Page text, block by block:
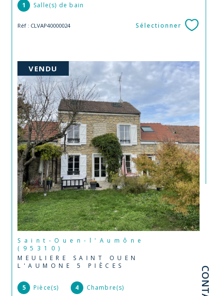
1
Salle(s) de bain
Réf : CLVAP40000024 Sélectionner
VENDU
Saint-Ouen-l'Aumône
(95310)
MEULIERE SAINT OUEN
L'AUMONE 5 PIÈCES
5 Pièce(s) 4
Chambre(s)